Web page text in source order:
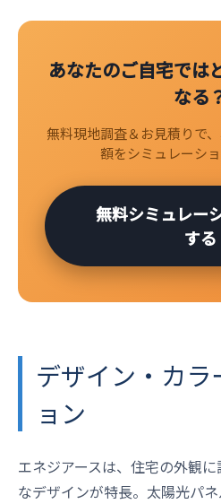
あなたのご自宅では
なる
無料現地調査＆お見積りで
額をシミュレーシ
無料シミュレー
する
デザイン・カラ
ョン
エネジアースは、住宅の外観
なデザインが特長。太陽光パ